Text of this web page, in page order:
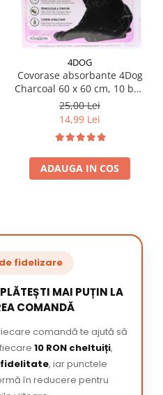
4DOG
Covorase absorbante 4Dog
Charcoal 60 x 60 cm, 10 buc
/ pachet
25,00 Lei
14,99 Lei
ADAUGA IN COS
fidelizare
MAI PUȚIN LA
COMANDĂ
comandă te ajută să
10 RON cheltuiți,
fidelitate, iar punctele
în reducere pentru